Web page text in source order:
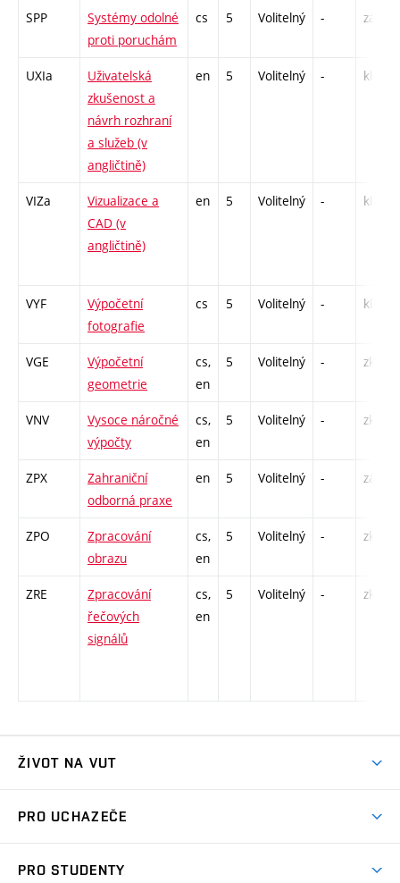
SPP
Systémy odolné
proti poruchám
cs 5 Volitelný - zá,zk
UXIa
Uživatelská
zkušenost a
návrh rozhraní
a služeb (v
angličtině)
en 5 Volitelný - kl
VIZa
Vizualizace a
CAD (v
angličtině)
en 5 Volitelný - kl
VYF
Výpočetní
fotografie
cs 5 Volitelný - kl
VGE
Výpočetní
geometrie
cs,
en
5 Volitelný - zk
VNV
Vysoce náročné
výpočty
cs,
en
5 Volitelný - zk
ZPX
Zahraniční
odborná praxe
en 5 Volitelný - zá
ZPO
Zpracování
obrazu
cs,
en
5 Volitelný - zk
ZRE
Zpracování
řečových
signálů
cs,
en
5 Volitelný - zk
ŽIVOT NA VUT
Koleje
PRO UCHAZEČE
PRO STUDENTY